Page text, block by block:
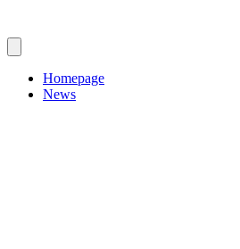
Homepage
News